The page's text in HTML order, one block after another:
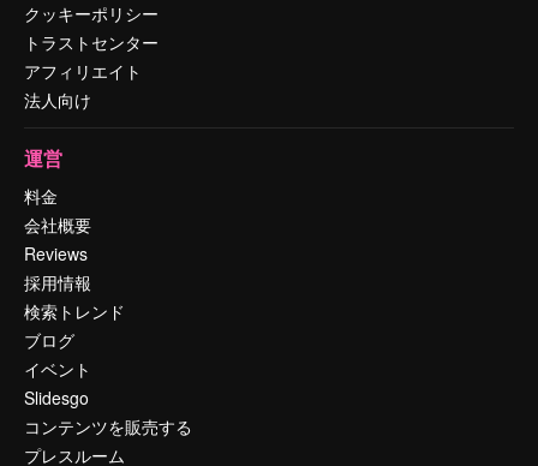
クッキーポリシー
トラストセンター
アフィリエイト
法人向け
運営
料金
会社概要
Reviews
採用情報
検索トレンド
ブログ
イベント
Slidesgo
コンテンツを販売する
プレスルーム